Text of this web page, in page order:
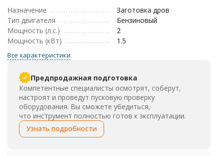
Назначение
Заготовка дров
Тип двигателя
Бензиновый
Мощность (л.с.)
2
Мощность (кВт)
1.5
Все характеристики
Предпродажная подготовка
Компетентные специалисты осмотрят, соберут,
настроят и проведут пусковую проверку
оборудования. Вы сможете убедиться,
что инструмент полностью готов к эксплуатации.
Узнать подробности